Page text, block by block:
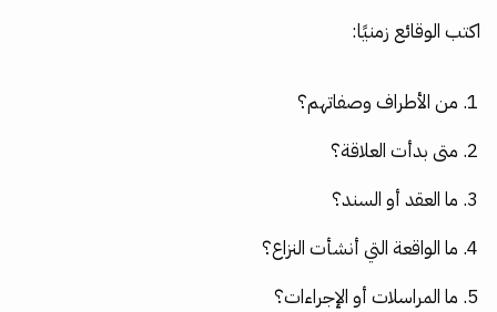
اكتب الوقائع زمنيًا:
من الأطراف وصفاتهم؟
متى بدأت العلاقة؟
ما العقد أو السند؟
ما الواقعة التي أنشأت النزاع؟
ما المراسلات أو الإجراءات؟